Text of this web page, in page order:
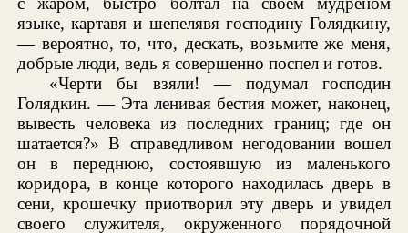
языке, картавя и шепелявя господину Голядкину,
— вероятно, то, что, дескать, возьмите же меня,
добрые люди, ведь я совершенно поспел и готов.
«Черти бы взяли! — подумал господин
Голядкин. — Эта ленивая бестия может, наконец,
вывесть человека из последних границ; где он
шатается?» В справедливом негодовании вошел
он в переднюю, состоявшую из маленького
коридора, в конце которого находилась дверь в
сени, крошечку приотворил эту дверь и увидел
своего служителя, окруженного порядочной